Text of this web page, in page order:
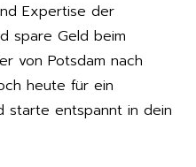
Expertise der
spare Geld beim
von Potsdam nach
heute für ein
starte entspannt in dein